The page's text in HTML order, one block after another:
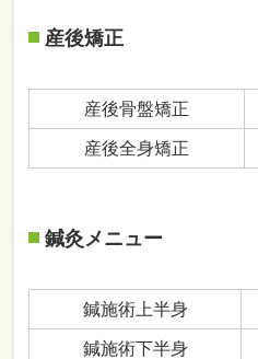
産後矯正
産後骨盤矯正
産後全身矯正
鍼灸メニュー
鍼施術上半身
鍼施術下半身